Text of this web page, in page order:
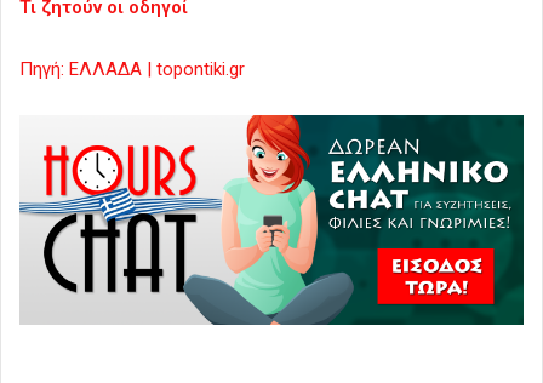
Τι ζητούν οι οδηγοί
Πηγή: ΕΛΛΑΔΑ | topontiki.gr